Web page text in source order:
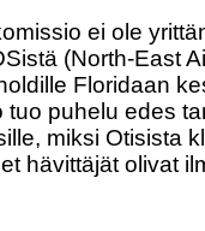
ei ole
(North-East
Floridaan
tuo puhelu edes
miksi Otisista
hävittäjät olivat